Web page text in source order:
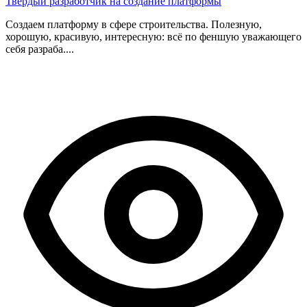
Создаем платформу в сфере строительства. Полезную,
хорошую, красивую, интересную: всё по феншую уважающего
себя разраба....